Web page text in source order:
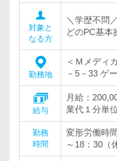
対象と
なる方
＼学歴不問
どのPC基本
勤務地
＜Ｍメディ
－5－33 ゲ
給与
月給：
業代１分単
勤務
時間
変形労働時
～18：30（